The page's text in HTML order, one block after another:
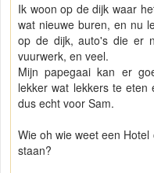
Ik woon op de dijk waar
wat nieuwe buren, en nu
op de dijk, auto's die er
vuurwerk, en veel.
Mijn papegaai kan er
lekker wat lekkers te
dus echt voor Sam.
Wie oh wie weet een
staan?